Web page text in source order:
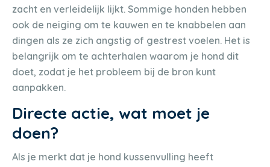
zacht en verleidelijk lijkt. Sommige honden hebben
ook de neiging om te kauwen en te knabbelen aan
dingen als ze zich angstig of gestrest voelen. Het is
belangrijk om te achterhalen waarom je hond dit
doet, zodat je het probleem bij de bron kunt
aanpakken.
Directe actie, wat moet je
doen?
Als je merkt dat je hond kussenvulling heeft